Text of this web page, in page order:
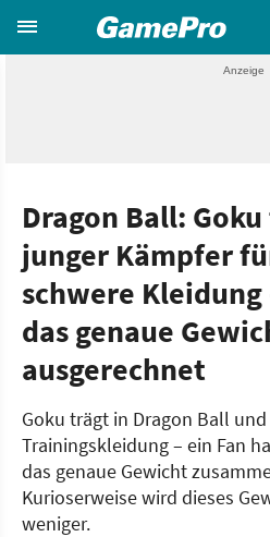
Dragon Ball:
junger Kämpfer
schwere Kleidung
das genaue
ausgerechnet
Goku trägt in Dragon Ball
Trainingskleidung – ein Fan
das genaue Gewicht
Kurioserweise wird dieses
weniger.